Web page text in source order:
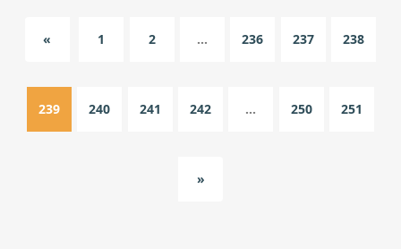
« 1 2 ... 236 237 238
239 240 241 242 ... 250 251
»